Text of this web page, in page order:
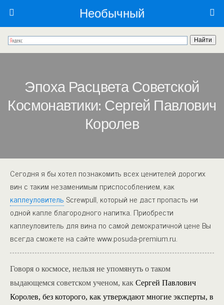
Необычный
Эпоха Расцвета Советской
Космонавтики: Сергей Павлович
Королев
Сегодня я бы хотел познакомить всех ценителей дорогих
вин с таким незаменимым приспособлением, как
каплеуловительScrewpull, который не даст пропасть ни
одной капле благородного напитка. Приобрести
каплеуловитель для вина по самой демократичной цене Вы
всегда сможете на сайте www.posuda-premium.ru.
Говоря о космосе, нельзя не упомянуть о таком
выдающемся советском ученом, как Сергей Павлович
Королев, без которого, как утверждают многие эксперты, в